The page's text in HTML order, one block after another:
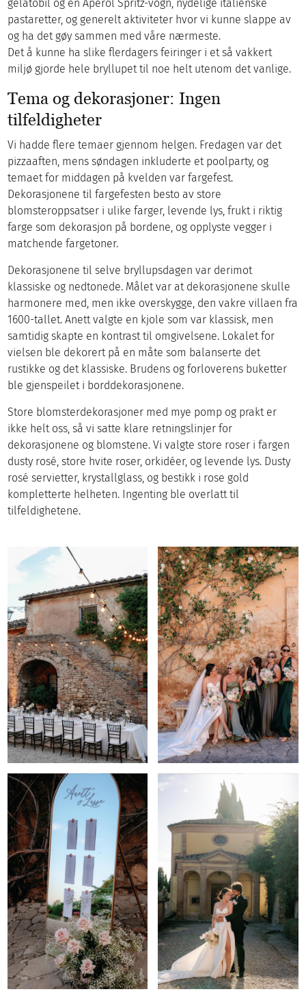
gelatobil og en Aperol Spritz-vogn, nydelige italienske
pastaretter, og generelt aktiviteter hvor vi kunne slappe av
og ha det gøy sammen med våre nærmeste.
Det å kunne ha slike flerdagers feiringer i et så vakkert
miljø gjorde hele bryllupet til noe helt utenom det vanlige.
Tema og dekorasjoner: Ingen
tilfeldigheter
Vi hadde flere temaer gjennom helgen. Fredagen var det
pizzaaften, mens søndagen inkluderte et poolparty, og
temaet for middagen på kvelden var fargefest.
Dekorasjonene til fargefesten besto av store
blomsteroppsatser i ulike farger, levende lys, frukt i riktig
farge som dekorasjon på bordene, og opplyste vegger i
matchende fargetoner.
Dekorasjonene til selve bryllupsdagen var derimot
klassiske og nedtonede. Målet var at dekorasjonene skulle
harmonere med, men ikke overskygge, den vakre villaen fra
1600-tallet. Anett valgte en kjole som var klassisk, men
samtidig skapte en kontrast til omgivelsene. Lokalet for
vielsen ble dekorert på en måte som balanserte det
rustikke og det klassiske. Brudens og forloverens buketter
ble gjenspeilet i borddekorasjonene.
Store blomsterdekorasjoner med mye pomp og prakt er
ikke helt oss, så vi satte klare retningslinjer for
dekorasjonene og blomstene. Vi valgte store roser i fargen
dusty rosé, store hvite roser, orkidéer, og levende lys. Dusty
rosé servietter, krystallglass, og bestikk i rose gold
kompletterte helheten. Ingenting ble overlatt til
tilfeldighetene.